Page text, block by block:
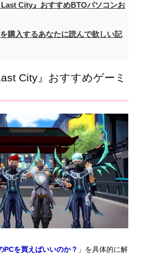
Last City』おすすめBTOパソコンお
購入するあなたに読んで欲しい記
City』おすすめゲーミ
PCを買えばいいのか？ 」を具体的に解